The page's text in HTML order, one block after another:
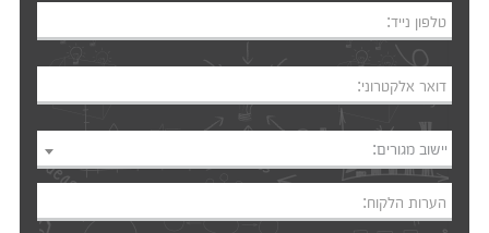
טלפון נייד:
דואר אלקטרוני:
יישוב מגורים:
הערות הלקוח: